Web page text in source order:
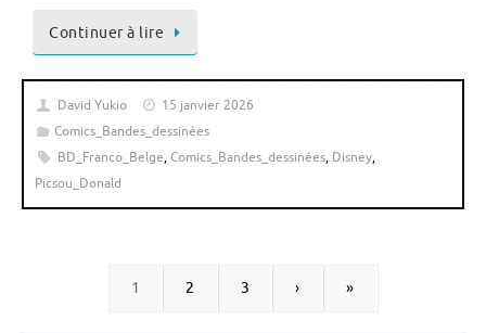
Continuer à lire
David Yukio
15 janvier 2026
Comics_Bandes_dessinées
BD_Franco_Belge,Comics_Bandes_dessinées, Disney,
Picsou_Donald
1 2 3 › »